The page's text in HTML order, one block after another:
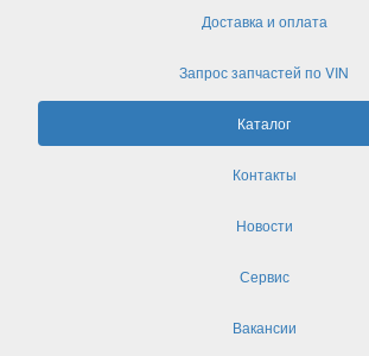
Доставка и оплата
Запрос запчастей по VIN
Каталог
Контакты
Новости
Сервис
Вакансии